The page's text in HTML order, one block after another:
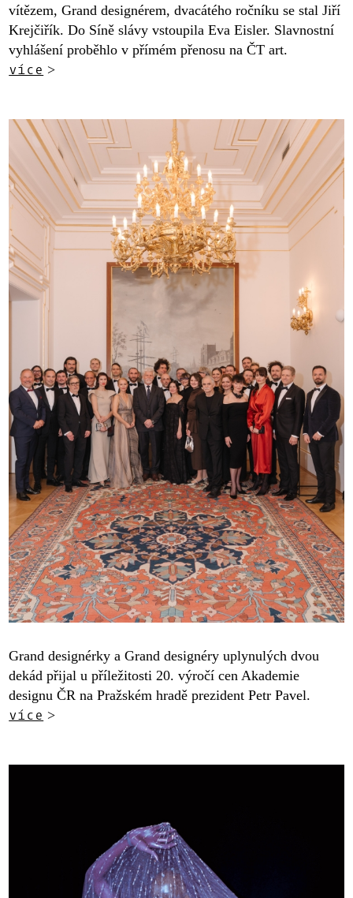
vítězem, Grand designérem, dvacátého ročníku se stal Jiří
Krejčiřík. Do Síně slávy vstoupila Eva Eisler. Slavnostní
vyhlášení proběhlo v přímém přenosu na ČT art.
více >
Grand designérky a Grand designéry uplynulých dvou
dekád přijal u příležitosti 20. výročí cen Akademie
designu ČR na Pražském hradě prezident Petr Pavel.
více >